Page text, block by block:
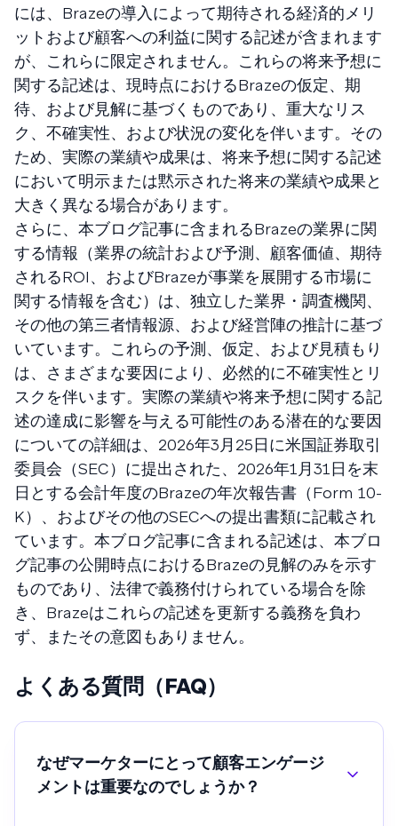
には、Brazeの導入によって期待される経済的メリ
ットおよび顧客への利益に関する記述が含まれます
が、これらに限定されません。これらの将来予想に
関する記述は、現時点におけるBrazeの仮定、期
待、および見解に基づくものであり、重大なリス
ク、不確実性、および状況の変化を伴います。その
ため、実際の業績や成果は、将来予想に関する記述
において明示または黙示された将来の業績や成果と
大きく異なる場合があります。
さらに、本ブログ記事に含まれるBrazeの業界に関
する情報（業界の統計および予測、顧客価値、期待
されるROI、およびBrazeが事業を展開する市場に
関する情報を含む）は、独立した業界・調査機関、
その他の第三者情報源、および経営陣の推計に基づ
いています。これらの予測、仮定、および見積もり
は、さまざまな要因により、必然的に不確実性とリ
スクを伴います。実際の業績や将来予想に関する記
述の達成に影響を与える可能性のある潜在的な要因
についての詳細は、2026年3月25日に米国証券取引
委員会（SEC）に提出された、2026年1月31日を末
日とする会計年度のBrazeの年次報告書（Form 10-
K）、およびその他のSECへの提出書類に記載され
ています。本ブログ記事に含まれる記述は、本ブロ
グ記事の公開時点におけるBrazeの見解のみを示す
ものであり、法律で義務付けられている場合を除
き、Brazeはこれらの記述を更新する義務を負わ
ず、またその意図もありません。
よくある質問（FAQ）
なぜマーケターにとって顧客エンゲージ
メントは重要なのでしょうか？